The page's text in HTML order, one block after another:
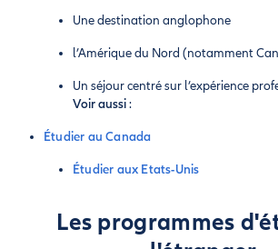
Une destination anglophone
l’Amérique du Nord (notamment
Un séjour centré sur l’expérience
Voir aussi:
Étudier au Canada
Étudier aux Etats-Unis
Les programmes